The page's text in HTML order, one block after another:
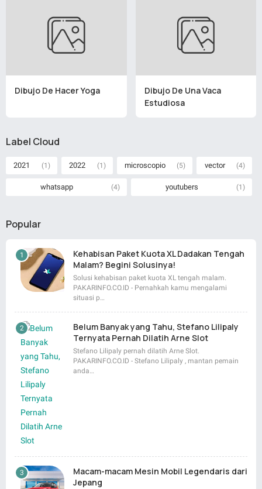
Dibujo De Hacer Yoga
Dibujo De Una Vaca
Estudiosa
Label Cloud
2021 (1) 2022 (1) microscopio (5) vector (4)
whatsapp (4) youtubers (1)
Popular
Kehabisan Paket Kuota XL Dadakan Tengah
Malam? Begini Solusinya!
Solusi kehabisan paket kuota XL tengah malam.
PAKARINFO.CO.ID - Pernahkah kamu mengalami
situasi p…
Belum Banyak yang Tahu, Stefano Lilipaly
Ternyata Pernah Dilatih Arne Slot
Stefano Lilipaly pernah dilatih Arne Slot.
PAKARINFO.CO.ID - Stefano Lilipaly , mantan pemain
anda…
Macam-macam Mesin Mobil Legendaris dari
Jepang